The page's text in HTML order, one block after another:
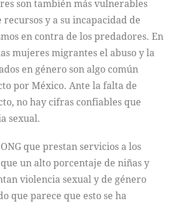
son también más vulnerables
y a su incapacidad de
en contra de los predadores. En
mujeres migrantes el abuso y la
en género son algo común
por México. Ante la falta de
no hay cifras confiables que
sexual.
que prestan servicios a los
un alto porcentaje de niñas y
violencia sexual y de género
que parece que esto se ha